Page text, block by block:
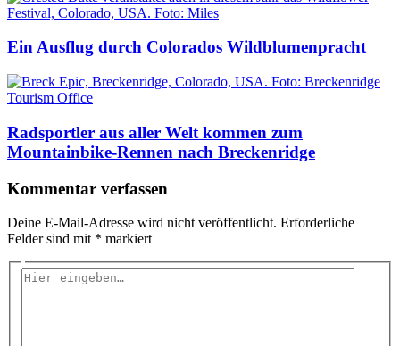
Ein Ausflug durch Colorados Wildblumenpracht
Radsportler aus aller Welt kommen zum
Mountainbike-Rennen nach Breckenridge
Kommentar verfassen
Deine E-Mail-Adresse wird nicht veröffentlicht. Erforderliche
Felder sind mit * markiert
Hier